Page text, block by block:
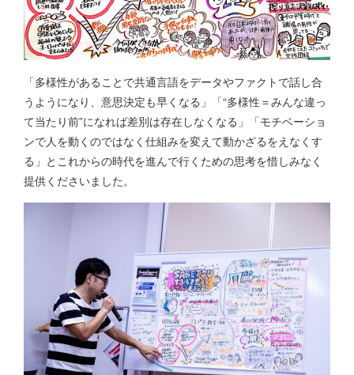
「多様性があることで共通言語をデータやファクトで話し合
うようになり、意思決定も早くなる」「“多様性＝みんな違っ
て当たり前”になれば差別は存在しなくなる」「モチベーショ
ンで人を動くのではなく仕組みを変えて動かざるをえなくす
る」とこれからの時代を進んで行くための思考を惜しみなく
提供くださいました。